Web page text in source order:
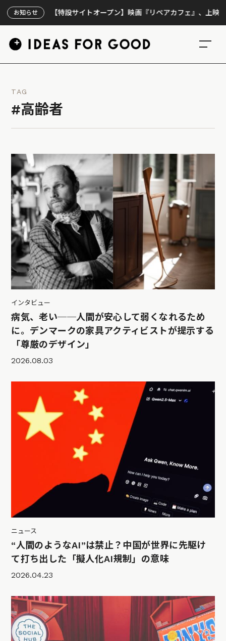
お知らせ
【特設サイトオープン】映画『リペアカフェ』、上映300回の先
TAG
#高齢者
インタビュー
病気、老い──人間が安心して弱くなれるため
に。デンマークの家具アクティビストが提示する
「尊厳のデザイン」
2026.08.03
ニュース
“人間のようなAI”は禁止？中国が世界に先駆け
て打ち出した「擬人化AI規制」の意味
2026.04.23